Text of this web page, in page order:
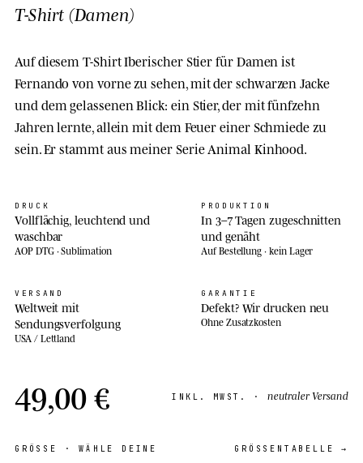
T-Shirt (Damen)
Auf diesem T-Shirt Iberischer Stier für Damen ist
Fernando von vorne zu sehen, mit der schwarzen Jacke
und dem gelassenen Blick: ein Stier, der mit fünfzehn
Jahren lernte, allein mit dem Feuer einer Schmiede zu
sein. Er stammt aus meiner Serie Animal Kinhood.
DRUCK
Vollflächig, leuchtend und
waschbar
AOP DTG · Sublimation
PRODUKTION
In 3–7 Tagen zugeschnitten
und genäht
Auf Bestellung · kein Lager
VERSAND
Weltweit mit
Sendungsverfolgung
USA / Lettland
GARANTIE
Defekt? Wir drucken neu
Ohne Zusatzkosten
49,00 € INKL. MWST. · neutraler Versand
GRÖSSE · WÄHLE DEINE GRÖSSENTABELLE →